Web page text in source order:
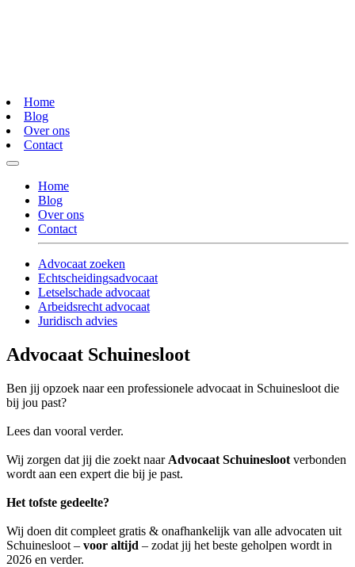
Home
Blog
Over ons
Contact
Home
Blog
Over ons
Contact
Advocaat zoeken
Echtscheidingsadvocaat
Letselschade advocaat
Arbeidsrecht advocaat
Juridisch advies
Advocaat Schuinesloot
Ben jij opzoek naar een professionele advocaat in Schuinesloot die
bij jou past?
Lees dan vooral verder.
Wij zorgen dat jij die zoekt naar Advocaat Schuinesloot verbonden
wordt aan een expert die bij je past.
Het tofste gedeelte?
Wij doen dit compleet gratis & onafhankelijk van alle advocaten uit
Schuinesloot – voor altijd – zodat jij het beste geholpen wordt in
2026 en verder.